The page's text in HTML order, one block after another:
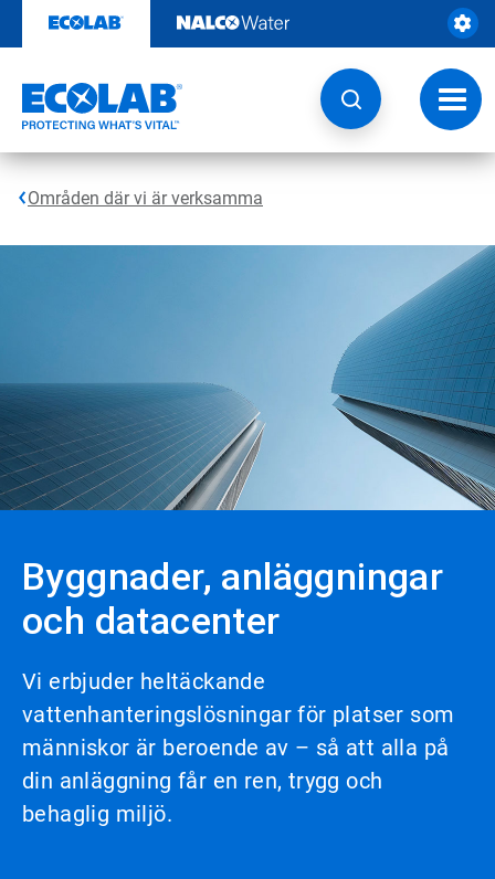
innehåll
Ändra
Områden där vi är verksamma
Byggnader, anläggningar
och datacenter
Vi erbjuder heltäckande
vattenhanteringslösningar för platser som
människor är beroende av – så att alla på
din anläggning får en ren, trygg och
behaglig miljö.